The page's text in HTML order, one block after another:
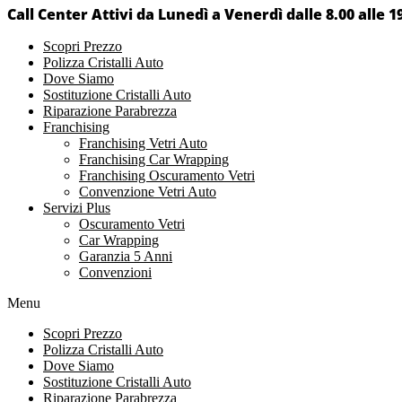
Call Center Attivi da Lunedì a Venerdì dalle 8.00 alle
Scopri Prezzo
Polizza Cristalli Auto
Dove Siamo
Sostituzione Cristalli Auto
Riparazione Parabrezza
Franchising
Franchising Vetri Auto
Franchising Car Wrapping
Franchising Oscuramento Vetri
Convenzione Vetri Auto
Servizi Plus
Oscuramento Vetri
Car Wrapping
Garanzia 5 Anni
Convenzioni
Menu
Scopri Prezzo
Polizza Cristalli Auto
Dove Siamo
Sostituzione Cristalli Auto
Riparazione Parabrezza